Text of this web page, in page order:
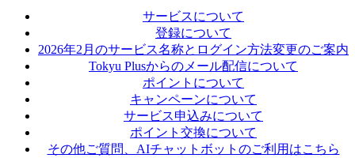
サービスについて
登録について
2026年2月のサービス名称とログイン方法変更のご案内
Tokyu Plusからのメール配信について
ポイントについて
キャンペーンについて
サービス申込みについて
ポイント交換について
その他ご質問、AIチャットボットのご利用はこちら